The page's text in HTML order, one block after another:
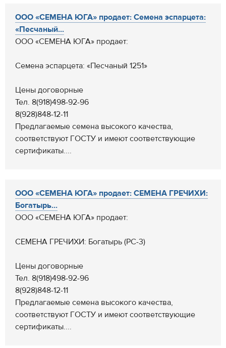
ООО «СЕМЕНА ЮГА» продает: Семена эспарцета:
«Песчаный...
ООО «СЕМЕНА ЮГА» продает:
Семена эспарцета: «Песчаный 1251»
Цены договорные
Тел. 8(918)498-92-96
8(928)848-12-11
Предлагаемые семена высокого качества,
соответствуют ГОСТУ и имеют соответствующие
сертификаты....
ООО «СЕМЕНА ЮГА» продает: СЕМЕНА ГРЕЧИХИ:
Богатырь...
ООО «СЕМЕНА ЮГА» продает:
СЕМЕНА ГРЕЧИХИ: Богатырь (РС-3)
Цены договорные
Тел. 8(918)498-92-96
8(928)848-12-11
Предлагаемые семена высокого качества,
соответствуют ГОСТУ и имеют соответствующие
сертификаты....